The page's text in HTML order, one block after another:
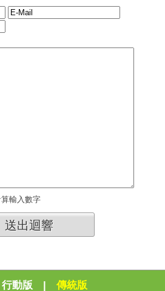
輸入數字
送出迴響
行動版 | 傳統版